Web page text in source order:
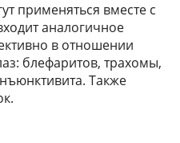
применяться вместе с
аналогичное
в отношении
блефаритов, трахомы,
Также